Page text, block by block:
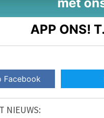
APP ONS! T.
Facebook
NIEUWS: